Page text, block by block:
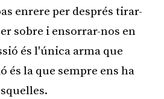
enrere per després tirar-
sobre i ensorrar-nos en
és l'única arma que
és la que sempre ens ha